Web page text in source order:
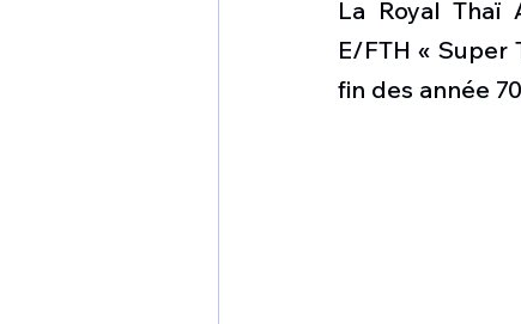
1 er avril Motorisation
La Royal Thaï
E/FTH « Super
fin des année